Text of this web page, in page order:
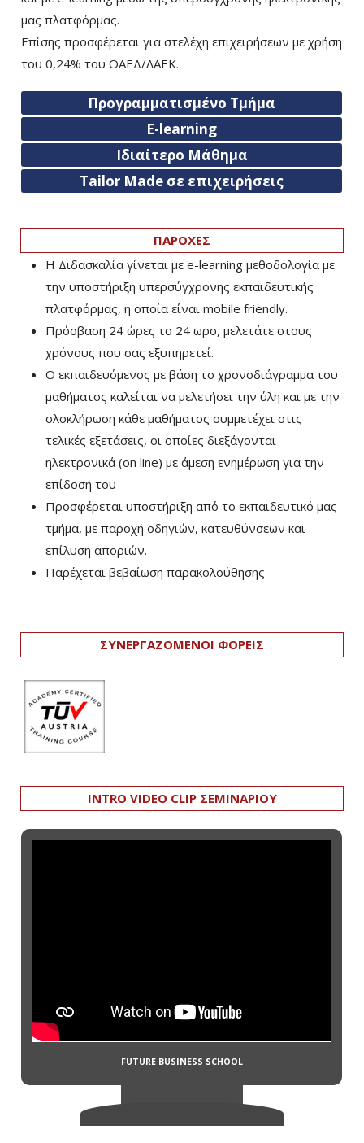
μας πλατφόρμας.
Επίσης προσφέρεται για στελέχη επιχειρήσεων με χρήση
του 0,24% του ΟΑΕΔ/ΛΑΕΚ.
Προγραμματισμένο Τμήμα
E-learning
Ιδιαίτερο Μάθημα
Tailor Made σε επιχειρήσεις
ΠΑΡΟΧΕΣ
Η Διδασκαλία γίνεται με e-learning μεθοδολογία με
την υποστήριξη υπερσύγχρονης εκπαιδευτικής
πλατφόρμας, η οποία είναι mobile friendly.
Πρόσβαση 24 ώρες το 24 ωρο, μελετάτε στους
χρόνους που σας εξυπηρετεί.
Ο εκπαιδευόμενος με βάση το χρονοδιάγραμμα του
μαθήματος καλείται να μελετήσει την ύλη και με την
ολοκλήρωση κάθε μαθήματος συμμετέχει στις
τελικές εξετάσεις, οι οποίες διεξάγονται
ηλεκτρονικά (on line) με άμεση ενημέρωση για την
επίδοσή του
Προσφέρεται υποστήριξη από το εκπαιδευτικό μας
τμήμα, με παροχή οδηγιών, κατευθύνσεων και
επίλυση αποριών.
Παρέχεται βεβαίωση παρακολούθησης
ΣΥΝΕΡΓΑΖΟΜΕΝΟΙ ΦΟΡΕΙΣ
INTRO VIDEO CLIP ΣΕΜΙΝΑΡΙΟΥ